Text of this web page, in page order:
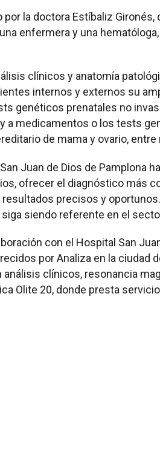
por la doctora Estíbaliz Gironés,
enfermera y una
clínicos y anatomía
internos y externos su
genéticos prenatales no
a medicamentos o los tests
de mama y ovario,
Juan de Dios de Pamplona
ofrecer el diagnóstico más
precisos y
siendo referente en el
con el Hospital San
por Analiza en la ciudad
clínicos, resonancia
Olite 20, donde presta